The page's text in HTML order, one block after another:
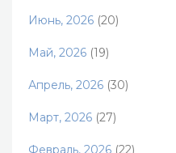
Июнь, 2026 (20)
Май, 2026 (19)
Апрель, 2026 (30)
Март, 2026 (27)
Февраль, 2026 (22)